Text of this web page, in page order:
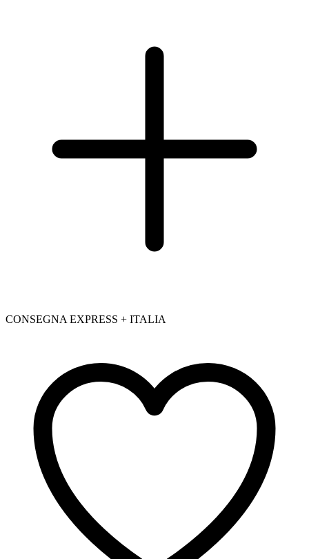
CONSEGNA EXPRESS + ITALIA